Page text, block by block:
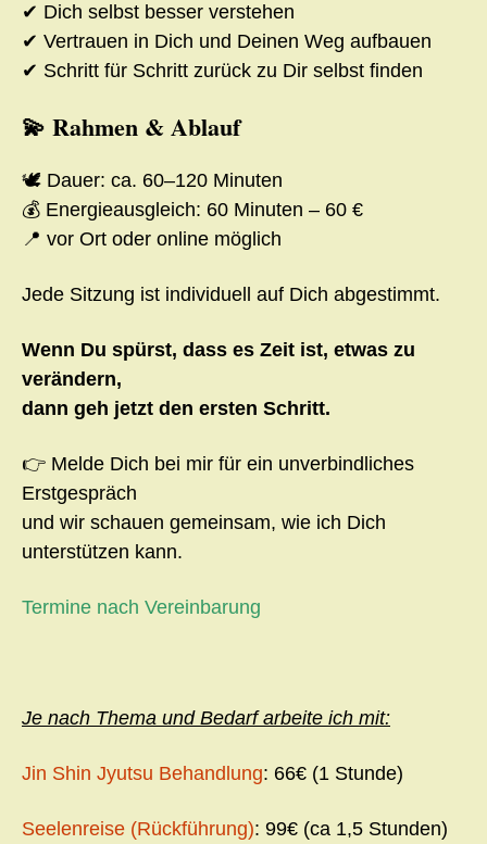
✔ Dich selbst besser verstehen
✔ Vertrauen in Dich und Deinen Weg aufbauen
✔ Schritt für Schritt zurück zu Dir selbst finden
💫 Rahmen & Ablauf
🕊️ Dauer: ca. 60–120 Minuten
💰 Energieausgleich: 60 Minuten – 60 €
📍 vor Ort oder online möglich
Jede Sitzung ist individuell auf Dich abgestimmt.
Wenn Du spürst, dass es Zeit ist, etwas zu
verändern,
dann geh jetzt den ersten Schritt.
👉 Melde Dich bei mir für ein unverbindliches
Erstgespräch
und wir schauen gemeinsam, wie ich Dich
unterstützen kann.
Termine nach Vereinbarung
Je nach Thema und Bedarf arbeite ich mit:
Jin Shin Jyutsu Behandlung: 66€ (1 Stunde)
Seelenreise (Rückführung): 99€ (ca 1,5 Stunden)